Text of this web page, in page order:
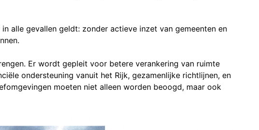
alle gevallen geldt: zonder actieve inzet van gemeenten en
Er wordt gepleit voor betere verankering van ruimte
ondersteuning vanuit het Rijk, gezamenlijke richtlijnen, en
moeten niet alleen worden beoogd, maar ook